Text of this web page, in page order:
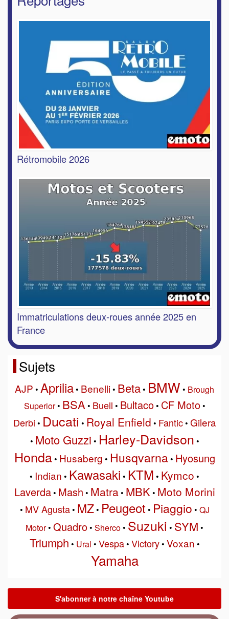
Rétromobile 2026
Immatriculations deux-roues année 2025 en
France
Sujets
AJP • Aprilia• Benelli• Beta• BMW • Brough
Superior• BSA• Buell • Bultaco• CF Moto•
Derbi • Ducati • Royal Enfield • Fantic• Gilera
• Moto Guzzi • Harley-Davidson •
Honda• Husaberg • Husqvarna• Hyosung
• Indian • Kawasaki • KTM • Kymco •
Laverda• Mash • Matra• MBK• Moto Morini
• MV Agusta• MZ• Peugeot • Piaggio • QJ
Motor• Quadro• Sherco• Suzuki • SYM •
Triumph • Ural • Vespa• Victory• Voxan •
Yamaha